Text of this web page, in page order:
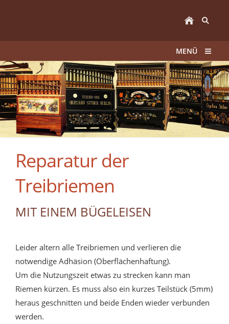
MENÜ
Reparatur der
Treibriemen
MIT EINEM BÜGELEISEN
Leider altern alle Treibriemen und verlieren die
notwendige Adhäsion (Oberflächenhaftung).
Um die Nutzungszeit etwas zu strecken kann man
Riemen kürzen. Es muss also ein kurzes Teilstück (5mm)
heraus geschnitten und beide Enden wieder verbunden
werden.